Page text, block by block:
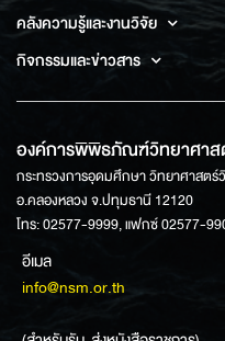
คลังความรู้และงานวิจัย
กิจกรรมและข่าวสาร
องค์การพิพิธภัณฑ์วิทยาศาส
กระทรวงการอุดมศึกษา วิทยาศาสต
อ.คลองหลวง จ.ปทุมธานี 12120
โทร: 02577-9999, แฟกซ์ 02577-
อีเมล
info@nsm.or.th